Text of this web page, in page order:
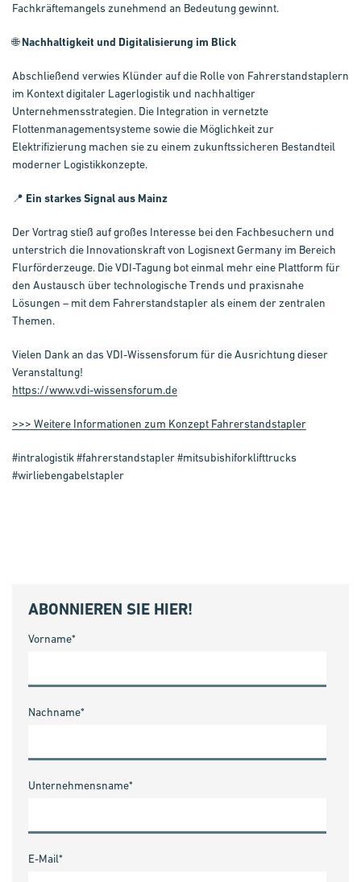
Fachkräftemangels zunehmend an Bedeutung gewinnt.
🌐Nachhaltigkeit und Digitalisierung im Blick
Abschließend verwies Klünder auf die Rolle von Fahrerstandstaplern
im Kontext digitaler Lagerlogistik und nachhaltiger
Unternehmensstrategien. Die Integration in vernetzte
Flottenmanagementsysteme sowie die Möglichkeit zur
Elektrifizierung machen sie zu einem zukunftssicheren Bestandteil
moderner Logistikkonzepte.
📍 Ein starkes Signal aus Mainz
Der Vortrag stieß auf großes Interesse bei den Fachbesuchern und
unterstrich die Innovationskraft von Logisnext Germany im Bereich
Flurförderzeuge. Die VDI-Tagung bot einmal mehr eine Plattform für
den Austausch über technologische Trends und praxisnahe
Lösungen – mit dem Fahrerstandstapler als einem der zentralen
Themen.
Vielen Dank an das VDI-Wissensforum für die Ausrichtung dieser
Veranstaltung!
https://www.vdi-wissensforum.de
>>> Weitere Informationen zum Konzept Fahrerstandstapler
#intralogistik #fahrerstandstapler #mitsubishiforklifttrucks
#wirliebengabelstapler
ABONNIEREN SIE HIER!
Vorname*
Nachname*
Unternehmensname*
E-Mail*